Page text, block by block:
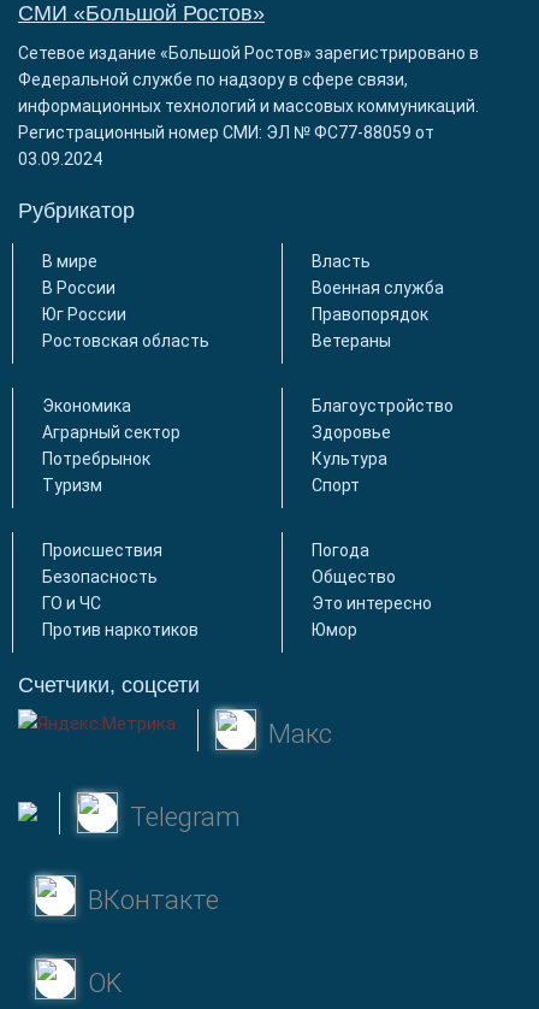
СМИ «Большой Ростов»
Сетевое издание «Большой Ростов» зарегистрировано в
Федеральной службе по надзору в сфере связи,
информационных технологий и массовых коммуникаций.
Регистрационный номер СМИ: ЭЛ № ФС77-88059 от
03.09.2024
Рубрикатор
В мире
В России
Юг России
Ростовская область
Власть
Военная служба
Правопорядок
Ветераны
Экономика
Аграрный сектор
Потребрынок
Туризм
Благоустройство
Здоровье
Культура
Спорт
Происшествия
Безопасность
ГО и ЧС
Против наркотиков
Погода
Общество
Это интересно
Юмор
Счетчики, соцсети
Макс
Telegram
ВКонтакте
OK